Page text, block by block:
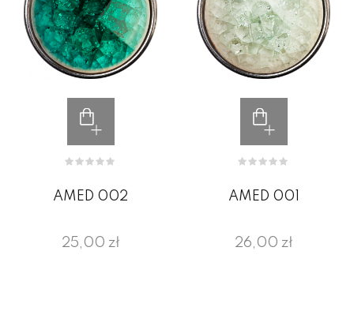
AMED 002
25,00 zł
AMED 001
26,00 zł